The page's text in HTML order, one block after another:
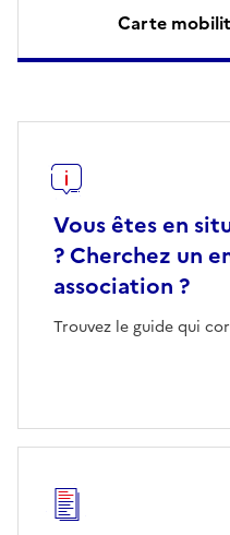
Carte
Vous êtes en
? Cherchez un
association ?
Trouvez le guide qui